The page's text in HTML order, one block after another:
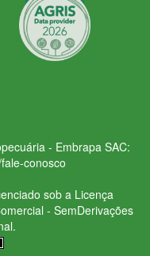
- Embrapa SAC:
conosco
sob a Licença
- SemDerivações